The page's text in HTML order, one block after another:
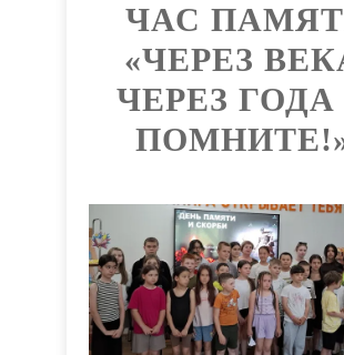
ЧАС
«ЧЕРЕЗ
ЧЕРЕЗ